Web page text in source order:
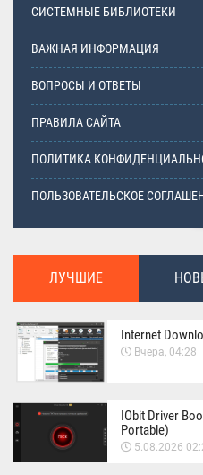
СИСТЕМНЫЕ БИБЛИОТЕКИ
ВАЖНАЯ ИНФОРМАЦИЯ
ВОПРОСЫ И ОТВЕТЫ
ПРАВИЛА САЙТА
ПОЛИТИКА
ПОЛЬЗОВАТЕЛЬСКОЕ
ЛУЧШИЕ
Internet
Вчера, 04:28
IObit Driver
Portable)
5.08.2026